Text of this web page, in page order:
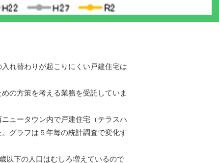
れ替わりが起こりにくい戸建住宅は
の方策を考える業務を受託していま
ュータウン内で戸建住宅（テラスハ
グラフは５年毎の統計調査で変化す
以下の人口はむしろ増えているので